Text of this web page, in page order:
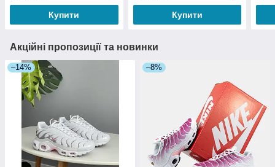
Купити Купити
Акційні пропозиції та новинки
–14% –8%